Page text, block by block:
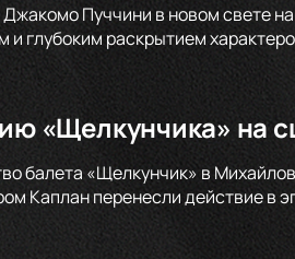
Пуччини в новом свете
глубоким раскрытием
«Щелкунчика» на
балета «Щелкунчик» в
Каплан перенесли действие в